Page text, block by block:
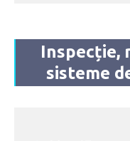
Inspecție,
sisteme